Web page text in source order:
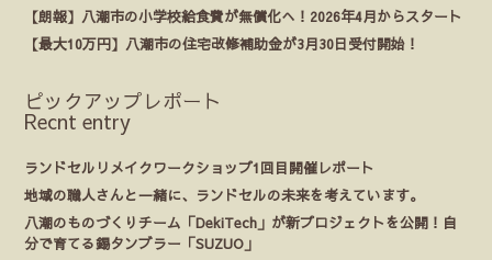
【朗報】八潮市の小学校給食費が無償化へ！2026年4月からスタート
【最大10万円】八潮市の住宅改修補助金が3月30日受付開始！
ピックアップレポート
Recnt entry
ランドセルリメイクワークショップ1回目開催レポート
地域の職人さんと一緒に、ランドセルの未来を考えています。
八潮のものづくりチーム「DekiTech」が新プロジェクトを公開！自
分で育てる錫タンブラー「SUZUO」